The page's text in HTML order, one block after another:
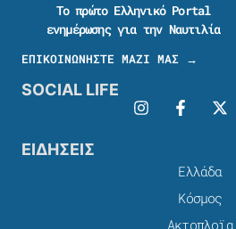
Το πρώτο Ελληνικό Portal
ενημέρωσης για την Ναυτιλία
ΕΠΙΚΟΙΝΩΝΗΣΤΕ ΜΑΖΙ ΜΑΣ →
SOCIAL LIFE
ΕΙΔΗΣΕΙΣ
Ελλάδα
Κόσμος
Ακτοπλοϊα